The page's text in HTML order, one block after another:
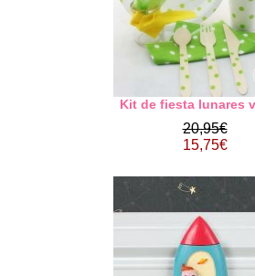
Kit de fiesta lunares
20,95€
15,75€